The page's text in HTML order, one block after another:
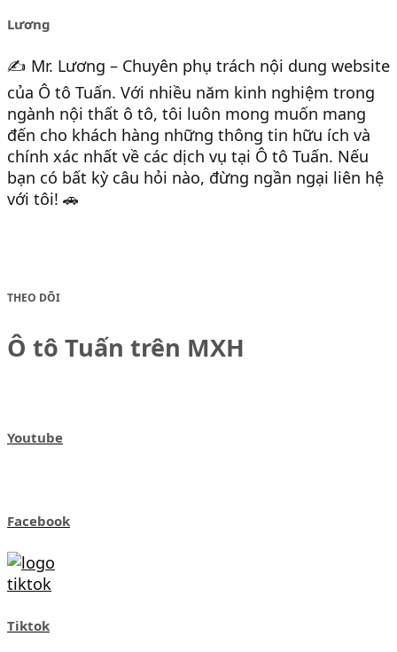
Lương
✍️ Mr. Lương – Chuyên phụ trách nội dung website
của Ô tô Tuấn. Với nhiều năm kinh nghiệm trong
ngành nội thất ô tô, tôi luôn mong muốn mang
đến cho khách hàng những thông tin hữu ích và
chính xác nhất về các dịch vụ tại Ô tô Tuấn. Nếu
bạn có bất kỳ câu hỏi nào, đừng ngần ngại liên hệ
với tôi! 🚗
THEO DÕI
Ô tô Tuấn trên MXH
Youtube
Facebook
Tiktok